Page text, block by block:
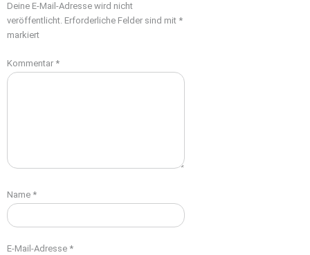
Deine E-Mail-Adresse wird nicht
veröffentlicht. Erforderliche Felder sind mit *
markiert
Kommentar *
Name *
E-Mail-Adresse *